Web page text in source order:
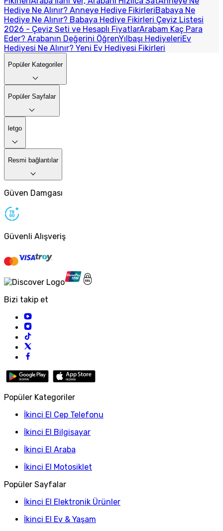
Hediye Ne Alınır? Anneye Hediye FikirleriBabaya Ne
Hediye Ne Alınır? Babaya Hediye Fikirleri Çeyiz Listesi
2026 - Çeyiz Seti ve Hesaplı FiyatlarArabam Kaç Para
Eder? Arabanın Değerini ÖğrenYılbaşı HediyeleriEv
Hediyesi Ne Alınır? Yeni Ev Hediyesi Fikirleri
Popüler Kategoriler
Popüler Sayfalar
letgo
Resmi bağlantılar
Güven Damgası
Güvenli Alışveriş
Bizi takip et
Popüler Kategoriler
İkinci El Cep Telefonu
İkinci El Bilgisayar
İkinci El Araba
İkinci El Motosiklet
Popüler Sayfalar
İkinci El Elektronik Ürünler
İkinci El Ev & Yaşam